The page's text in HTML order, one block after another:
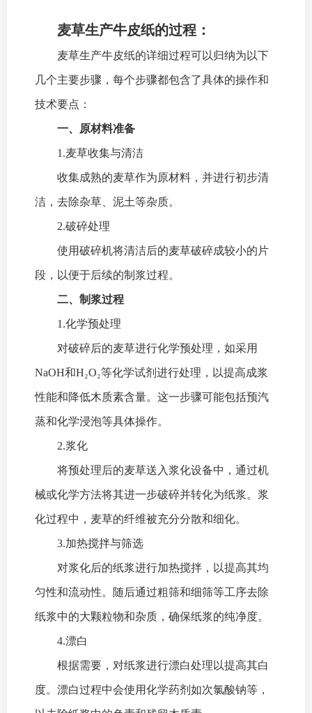
麦草生产牛皮纸的过程：
麦草生产牛皮纸的详细过程可以归纳为以下
几个主要步骤，每个步骤都包含了具体的操作和
技术要点：
一、原材料准备
1.麦草收集与清洁
收集成熟的麦草作为原材料，并进行初步清
洁，去除杂草、泥土等杂质。
2.破碎处理
使用破碎机将清洁后的麦草破碎成较小的片
段，以便于后续的制浆过程。
二、制浆过程
1.化学预处理
对破碎后的麦草进行化学预处理，如采用
NaOH和H₂O₂等化学试剂进行处理，以提高成浆
性能和降低木质素含量。这一步骤可能包括预汽
蒸和化学浸泡等具体操作。
2.浆化
将预处理后的麦草送入浆化设备中，通过机
械或化学方法将其进一步破碎并转化为纸浆。浆
化过程中，麦草的纤维被充分分散和细化。
3.加热搅拌与筛选
对浆化后的纸浆进行加热搅拌，以提高其均
匀性和流动性。随后通过粗筛和细筛等工序去除
纸浆中的大颗粒物和杂质，确保纸浆的纯净度。
4.漂白
根据需要，对纸浆进行漂白处理以提高其白
度。漂白过程中会使用化学药剂如次氯酸钠等，